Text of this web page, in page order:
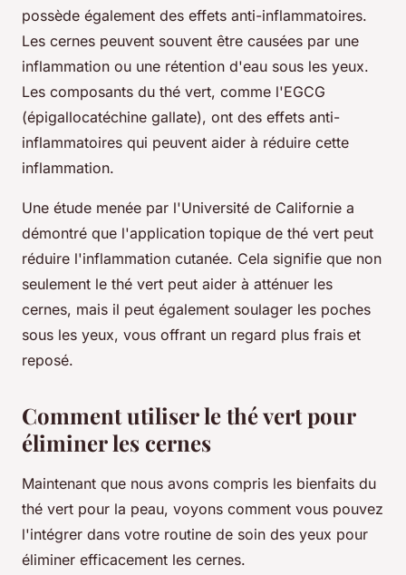
possède également des effets anti-inflammatoires.
Les cernes peuvent souvent être causées par une
inflammation ou une rétention d'eau sous les yeux.
Les composants du thé vert, comme l'EGCG
(épigallocatéchine gallate), ont des effets anti-
inflammatoires qui peuvent aider à réduire cette
inflammation.
Une étude menée par l'Université de Californie a
démontré que l'application topique de thé vert peut
réduire l'inflammation cutanée. Cela signifie que non
seulement le thé vert peut aider à atténuer les
cernes, mais il peut également soulager les poches
sous les yeux, vous offrant un regard plus frais et
reposé.
Comment utiliser le thé vert pour
éliminer les cernes
Maintenant que nous avons compris les bienfaits du
thé vert pour la peau, voyons comment vous pouvez
l'intégrer dans votre routine de soin des yeux pour
éliminer efficacement les cernes.